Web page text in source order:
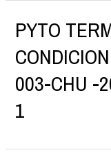
PYTO
003-CHU -
1